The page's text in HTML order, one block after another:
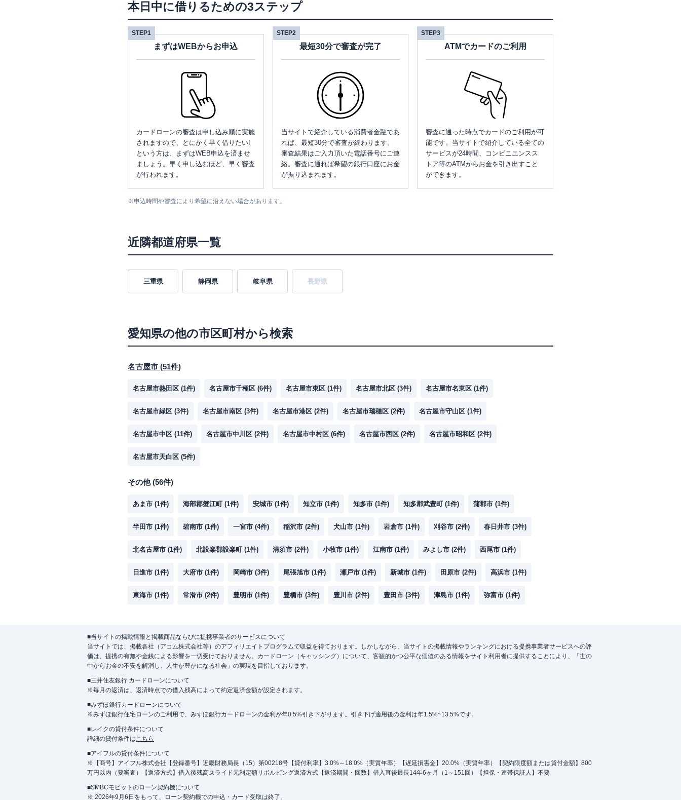
本日中に借りるための3ステップ
STEP1
まずはWEBからお申込
カードローンの審査は申し込み順に実施
されますので、とにかく早く借りたい!
という方は、まずはWEB申込を済ませ
ましょう。早く申し込むほど、早く審査
が行われます。
STEP2
最短30分で審査が完了
当サイトで紹介している消費者金融であ
れば、最短30分で審査が終わります。
審査結果はご入力頂いた電話番号にご連
絡。審査に通れば希望の銀行口座にお金
が振り込まれます。
STEP3
ATMでカードのご利用
審査に通った時点でカードのご利用が可
能です。当サイトで紹介している全ての
サービスが24時間、コンビニエンスス
トア等のATMからお金を引き出すこと
ができます。
※申込時間や審査により希望に沿えない場合があります。
近隣都道府県一覧
三重県 静岡県 岐阜県 長野県
愛知県の他の市区町村から検索
名古屋市 (51件)
名古屋市熱田区 (1件) 名古屋市千種区 (6件) 名古屋市東区 (1件) 名古屋市北区 (3件) 名古屋市名東区 (1件)
名古屋市緑区 (3件) 名古屋市南区 (3件) 名古屋市港区 (2件) 名古屋市瑞穂区 (2件) 名古屋市守山区 (1件)
名古屋市中区 (11件) 名古屋市中川区 (2件) 名古屋市中村区 (6件) 名古屋市西区 (2件) 名古屋市昭和区 (2件)
名古屋市天白区 (5件)
その他(56件)
あま市 (1件) 海部郡蟹江町 (1件) 安城市 (1件) 知立市 (1件) 知多市 (1件) 知多郡武豊町 (1件) 蒲郡市 (1件)
半田市 (1件) 碧南市 (1件) 一宮市 (4件) 稲沢市 (2件) 犬山市 (1件) 岩倉市 (1件) 刈谷市 (2件) 春日井市 (3件)
北名古屋市 (1件) 北設楽郡設楽町 (1件) 清須市 (2件) 小牧市 (1件) 江南市 (1件) みよし市 (2件) 西尾市 (1件)
日進市 (1件) 大府市 (1件) 岡崎市 (3件) 尾張旭市 (1件) 瀬戸市 (1件) 新城市 (1件) 田原市 (2件) 高浜市 (1件)
東海市 (1件) 常滑市 (2件) 豊明市 (1件) 豊橋市 (3件) 豊川市 (2件) 豊田市 (3件) 津島市 (1件) 弥富市 (1件)
■当サイトの掲載情報と掲載商品ならびに提携事業者のサービスについて
当サイトでは、掲載各社（アコム株式会社等）のアフィリエイトプログラムで収益を得ております。しかしながら、当サイトの掲載情報やランキングにおける提携事業者サービスへの評
価は、提携の有無や金銭による影響を一切受けておりません。カードローン（キャッシング）について、客観的かつ公平な価値のある情報をサイト利用者に提供することにより、「世の
中からお金の不安を解消し、人生が豊かになる社会」の実現を目指しております。
■三井住友銀行 カードローンについて
※毎月の返済は、返済時点での借入残高によって約定返済金額が設定されます。
■みずほ銀行カードローンについて
※みずほ銀行住宅ローンのご利用で、みずほ銀行カードローンの金利が年0.5%引き下がります。引き下げ適用後の金利は年1.5%~13.5%です。
■レイクの貸付条件について
詳細の貸付条件はこちら
■アイフルの貸付条件について
※【商号】アイフル株式会社【登録番号】近畿財務局長（15）第00218号【貸付利率】3.0%～18.0%（実質年率）【遅延損害金】20.0%（実質年率）【契約限度額または貸付金額】800
万円以内（要審査）【返済方式】借入後残高スライド元利定額リボルビング返済方式【返済期間・回数】借入直後最長14年6ヶ月（1～151回）【担保・連帯保証人】不要
■SMBCモビットのローン契約機について
※ 2026年9月6日をもって、ローン契約機での申込・カード受取は終了。